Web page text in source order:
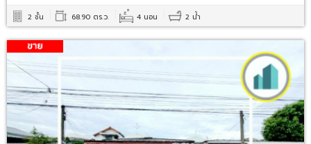
2 ชั้น 68.90 ตร.ว. 4 นอน 2 น้ำ